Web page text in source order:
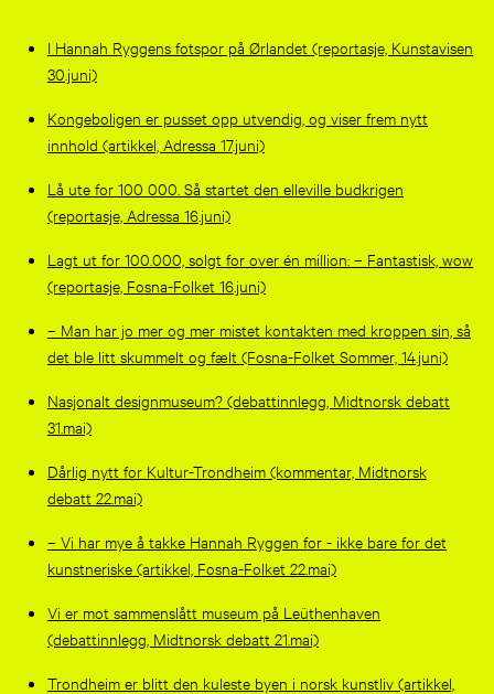
I Hannah Ryggens fotspor på Ørlandet (reportasje, Kunstavisen
30.juni)
Kongeboligen er pusset opp utvendig, og viser frem nytt
innhold (artikkel, Adressa 17.juni)
Lå ute for 100 000. Så startet den elleville budkrigen
(reportasje, Adressa 16.juni)
Lagt ut for 100.000, solgt for over én million: – Fantastisk, wow
(reportasje, Fosna-Folket 16.juni)
– Man har jo mer og mer mistet kontakten med kroppen sin, så
det ble litt skummelt og fælt (Fosna-Folket Sommer, 14.juni)
Nasjonalt designmuseum? (debattinnlegg, Midtnorsk debatt
31.mai)
Dårlig nytt for Kultur-Trondheim (kommentar, Midtnorsk
debatt 22.mai)
– Vi har mye å takke Hannah Ryggen for - ikke bare for det
kunstneriske (artikkel, Fosna-Folket 22.mai)
Vi er mot sammenslått museum på Leüthenhaven
(debattinnlegg, Midtnorsk debatt 21.mai)
Trondheim er blitt den kuleste byen i norsk kunstliv (artikkel,